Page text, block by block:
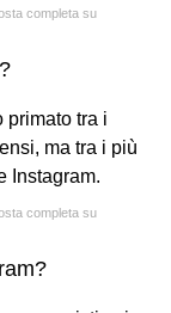
completa su
primato tra i
ma tra i più
Instagram.
completa su